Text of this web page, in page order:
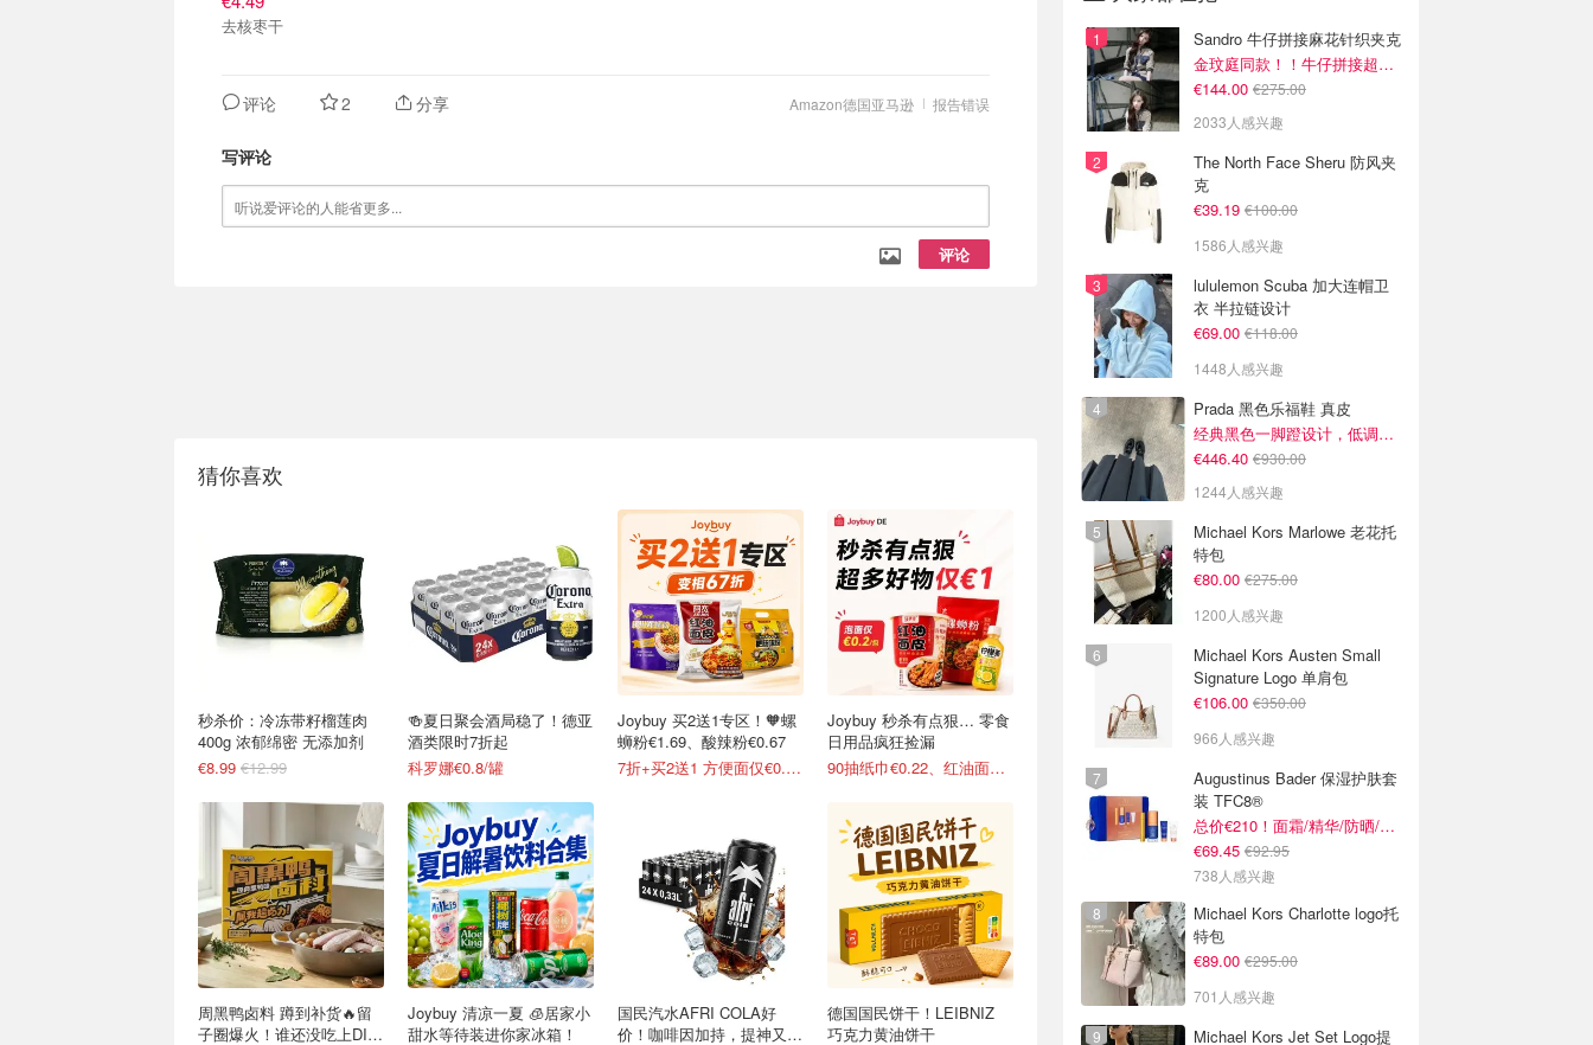
去核枣干
报告错误
Amazon德国亚马逊
评论 2 分享
写评论
评论
猜你喜欢
秒杀价：冷冻带籽榴莲肉
400g 浓郁绵密 无添加剂
€8.99 €12.99
周黑鸭卤料 蹲到补货🔥留
子圈爆火！谁还没吃上DIY
🍻夏日聚会酒局稳了！德亚
酒类限时7折起
科罗娜€0.8/罐
Joybuy 清凉一夏 🧊居家小
甜水等待装进你家冰箱！
Joybuy 买2送1专区！🧡螺
蛳粉€1.69、酸辣粉€0.67
7折+买2送1 方便面仅€0.47/包
国民汽水AFRI COLA好
价！咖啡因加持，提神又爽
Joybuy 秒杀有点狠… 零食
日用品疯狂捡漏
90抽纸巾€0.22、红油面皮€0.99
德国国民饼干！LEIBNIZ
巧克力黄油饼干
Sandro 牛仔拼接麻花针织夹克
金玟庭同款！！牛仔拼接超有层次感
€144.00 €275.00
2033人感兴趣
The North Face Sheru 防风夹
克
€39.19 €100.00
1586人感兴趣
lululemon Scuba 加大连帽卫
衣 半拉链设计
€69.00 €118.00
1448人感兴趣
Prada 黑色乐福鞋 真皮
经典黑色一脚蹬设计，低调百搭又高级
€446.40 €930.00
1244人感兴趣
Michael Kors Marlowe 老花托
特包
€80.00 €275.00
1200人感兴趣
Michael Kors Austen Small
Signature Logo 单肩包
€106.00 €350.00
966人感兴趣
Augustinus Bader 保湿护肤套
装 TFC8®
总价€210！面霜/精华/防晒/面膜
€69.45 €92.95
738人感兴趣
Michael Kors Charlotte logo托
特包
€89.00 €295.00
701人感兴趣
Michael Kors Jet Set Logo提